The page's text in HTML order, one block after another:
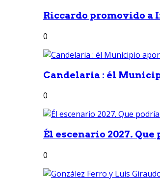
Riccardo promovido a
0
Candelaria : él
0
Él escenario 2027.
0